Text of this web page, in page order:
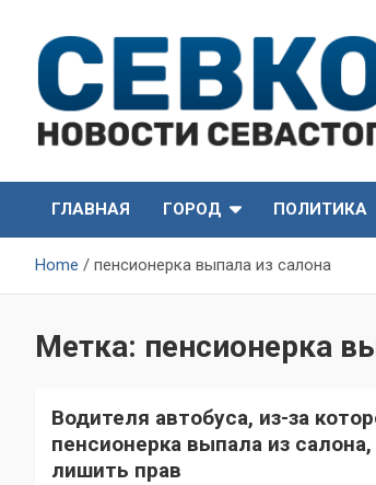
content
СевКор —
Севастополя
Севастополя
ГЛАВНАЯ
ГОРОД ПОЛИТИКА
Home пенсионерка выпала из салона
Метка: пенсионерка
Водителя автобуса, из-за
пенсионерка выпала из
лишить прав